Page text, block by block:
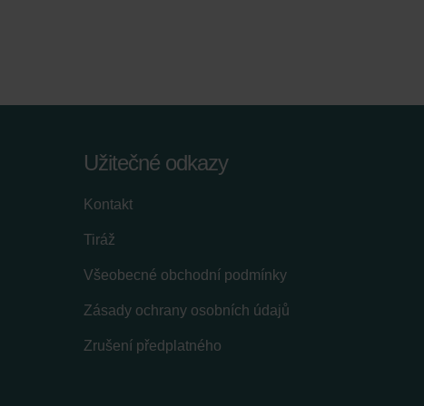
Užitečné odkazy
Kontakt
Tiráž
Všeobecné obchodní podmínky
Zásady ochrany osobních údajů
Zrušení předplatného